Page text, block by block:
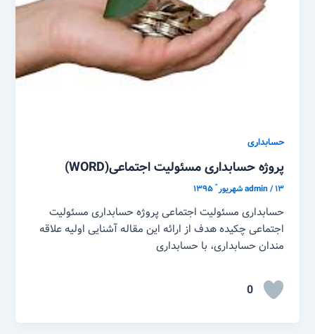
حسابداری
پروژه حسابداری مسئولیت اجتماعی(WORD)
admin/۱۳ شهریور ّ ۱۳۹۵
حسابداری مسئولیت اجتماعی پروژه حسابداری مسئولیت
اجتماعی چکیده هدف از ارائه این مقاله آشنایی اولیه علاقه
مندان حسابداری، با حسابداری
0